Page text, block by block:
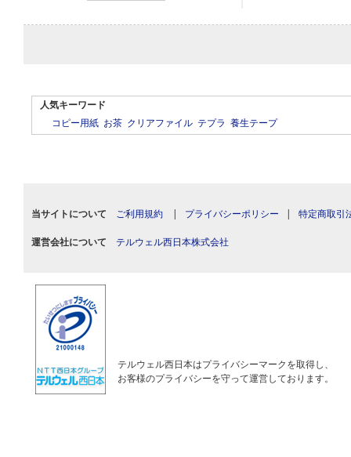
人気キーワード
コピー用紙 お茶 クリアファイル テプラ 養生テープ
当サイトについて ご利用規約 | プライバシーポリシー | 特定商取引
運営会社について テルウェル西日本株式会社
テルウェル西日本はプライバシーマークを取得し、
お客様のプライバシーを守って運営しております。